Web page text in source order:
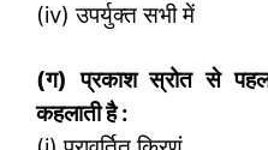
(iv) उपर्युक्त सभी में
(ग) प्रकाश स्रोत से
कहलाती है :